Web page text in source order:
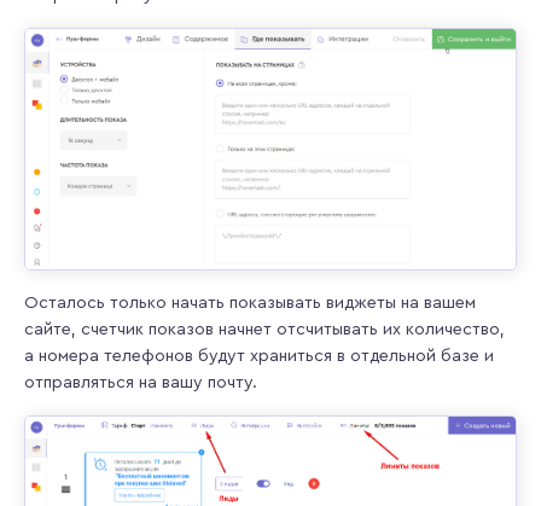
Осталось только начать показывать виджеты на вашем
сайте, счетчик показов начнет отсчитывать их количество,
а номера телефонов будут храниться в отдельной базе и
отправляться на вашу почту.